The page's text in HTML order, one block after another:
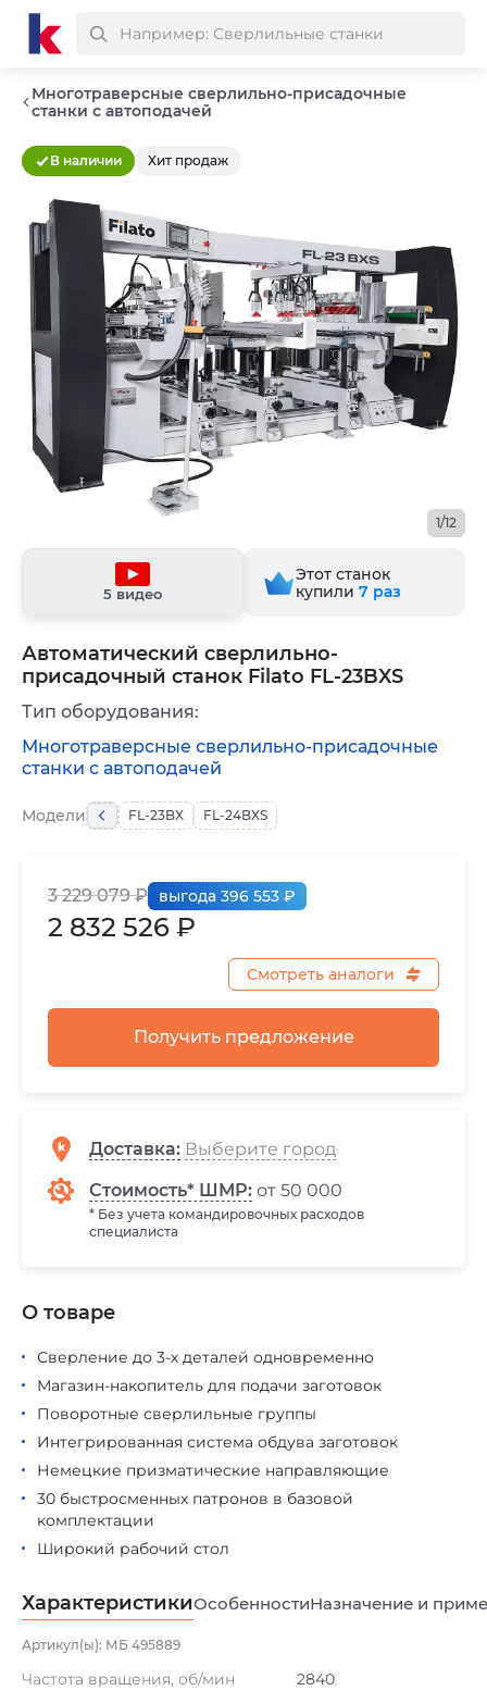
Многотраверсные сверлильно-присадочные
станки с автоподачей
В наличии Хит продаж
Автоматический сверлильно-
присадочный станок Filato FL-23BXS
1/12
5 видео
Этот станок
купили 7 раз
2 832 526 ₽
3 229 079 ₽ выгода 396 553 ₽
Смотреть аналоги
Получить предложение
Доставка:
Стоимость* ШМР: от 50 000
* Без учета командировочных расходов
специалиста
Модели FL-23BX FL-24BXS
Тип оборудования:
Многотраверсные сверлильно-присадочные
станки с автоподачей
Сверление до 3-х деталей одновременно
Магазин-накопитель для подачи заготовок
Поворотные сверлильные группы
Интегрированная система обдува заготовок
Немецкие призматические направляющие
30 быстросменных патронов в базовой
комплектации
Широкий рабочий стол
О товаре
ХарактеристикиОсобенностиНазначение и
Артикул(ы): МБ 495889
Частота вращения, об/мин
2840